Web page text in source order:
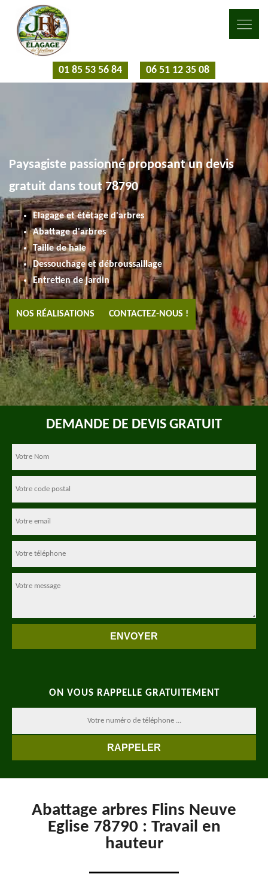
01 85 53 56 84 06 51 12 35 08
Paysagiste passionné proposant un devis
gratuit dans tout 78790
Elagage et étêtage d'arbres
Abattage d'arbres
Taille de haie
Dessouchage et débroussaillage
Entretien de jardin
NOS RÉALISATIONS CONTACTEZ-NOUS !
DEMANDE DE DEVIS GRATUIT
ON VOUS RAPPELLE GRATUITEMENT
Abattage arbres Flins Neuve
Eglise 78790 : Travail en
hauteur